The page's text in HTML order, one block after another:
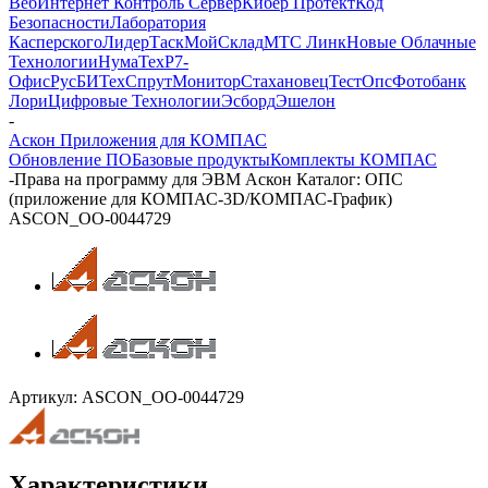
БезопасностиЛаборатория
КасперскогоЛидерТаскМойСкладМТС ЛинкНовые Облачные
ТехнологииНумаТехР7-
ОфисРусБИТехСпрутМониторСтахановецТестОпсФотобанк
ЛориЦифровые ТехнологииЭсбордЭшелон
-
Аскон Приложения для КОМПАС
Обновление ПОБазовые продуктыКомплекты КОМПАС
-Права на программу для ЭВМ Аскон Каталог: ОПС
(приложение для КОМПАС-3D/КОМПАС-График)
ASCON_ОО-0044729
Артикул: ASCON_ОО-0044729